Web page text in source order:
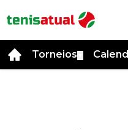
Torneios